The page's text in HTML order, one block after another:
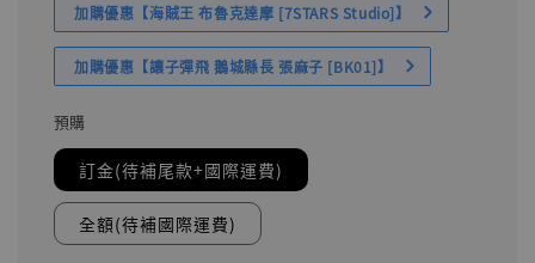
加購優惠【海賊王 布魯克達摩 [7STARS Studio]】
加購優惠【讓子彈飛 鵝城縣長 張麻子 [BK01]】
預購
訂金(待補尾款+國際運費)
全額(待補國際運費)